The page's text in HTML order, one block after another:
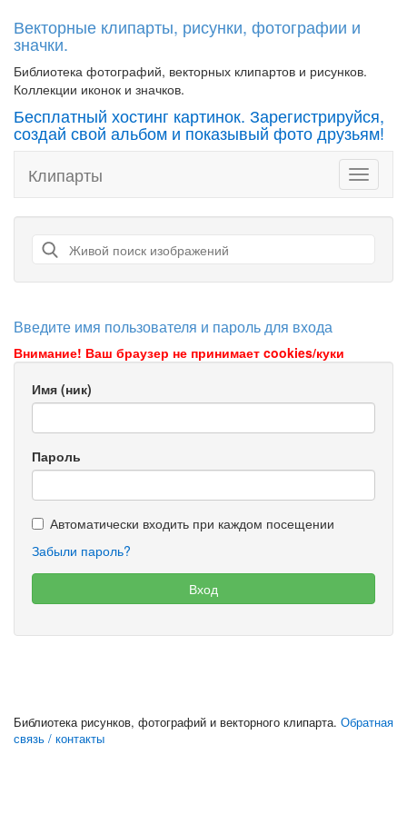
Векторные клипарты, рисунки, фотографии и
значки.
Библиотека фотографий, векторных клипартов и рисунков.
Коллекции иконок и значков.
Бесплатный хостинг картинок. Зарегистрируйся,
создай свой альбом и показывый фото друзьям!
Toggle
Клипарты
Введите имя пользователя и пароль для входа
Внимание! Ваш браузер не принимает cookies/куки
Имя (ник)
Пароль
Автоматически входить при каждом посещении
Забыли пароль?
Библиотека рисунков, фотографий и векторного клипарта. Обратная
связь / контакты